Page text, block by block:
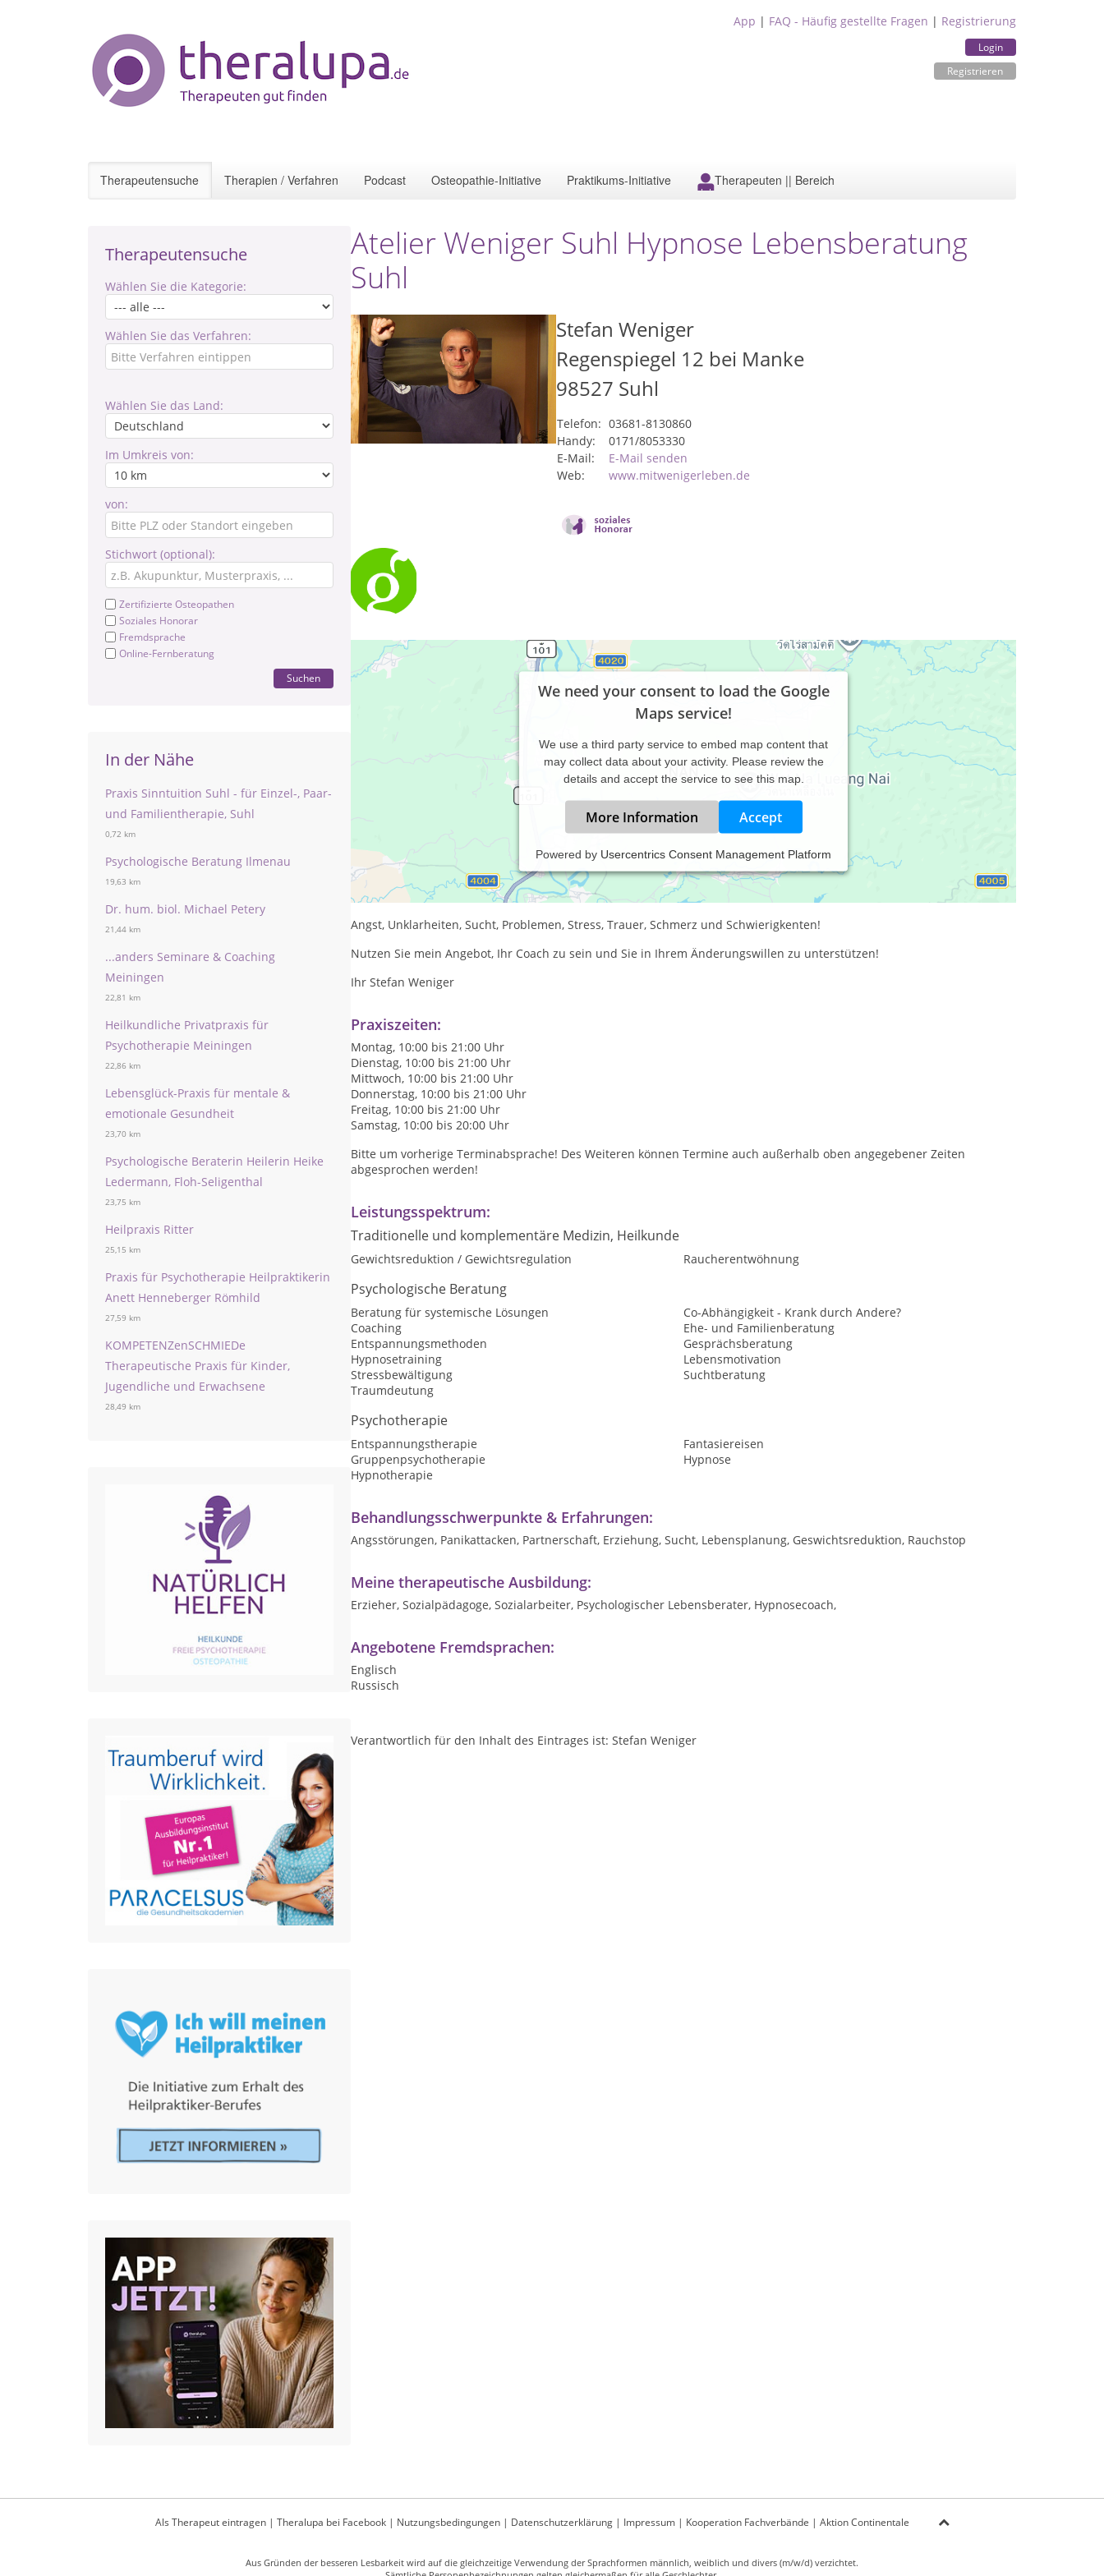
App | FAQ - Häufig gestellte Fragen | Registrierung
Login
Registrieren
Therapeutensuche Therapien / Verfahren Podcast Osteopathie-Initiative Praktikums-Initiative Therapeuten || Bereich
Therapeutensuche
Wählen Sie die Kategorie:
Wählen Sie das Verfahren:
Wählen Sie das Land:
Im Umkreis von:
von:
Stichwort (optional):
Zertifizierte Osteopathen
Soziales Honorar
Fremdsprache
Online-Fernberatung
Suchen
In der Nähe
Praxis Sinntuition Suhl - für Einzel-, Paar-
und Familientherapie, Suhl
0,72 km
Psychologische Beratung Ilmenau
19,63 km
Dr. hum. biol. Michael Petery
21,44 km
...anders Seminare & Coaching
Meiningen
22,81 km
Heilkundliche Privatpraxis für
Psychotherapie Meiningen
22,86 km
Lebensglück-Praxis für mentale &
emotionale Gesundheit
23,70 km
Psychologische Beraterin Heilerin Heike
Ledermann, Floh-Seligenthal
23,75 km
Heilpraxis Ritter
25,15 km
Praxis für Psychotherapie Heilpraktikerin
Anett Henneberger Römhild
27,59 km
KOMPETENZenSCHMIEDe
Therapeutische Praxis für Kinder,
Jugendliche und Erwachsene
28,49 km
Atelier Weniger Suhl Hypnose Lebensberatung
Suhl
Stefan Weniger
Regenspiegel 12 bei Manke
98527 Suhl
Telefon: 03681-8130860
Handy:
0171/8053330
E-Mail:
E-Mail senden
Web:
www.mitwenigerleben.de
We need your consent to load the Google
Maps service!
We use a third party service to embed map content that
may collect data about your activity. Please review the
details and accept the service to see this map.
More Information Accept
Powered by Usercentrics Consent Management Platform
Sie haben sich entschieden für ein Leben mit
WENIGER:
Angst, Unklarheiten, Sucht, Problemen, Stress, Trauer, Schmerz und Schwierigkenten!
Nutzen Sie mein Angebot, Ihr Coach zu sein und Sie in Ihrem Änderungswillen zu unterstützen!
Ihr Stefan Weniger
Praxiszeiten:
Montag, 10:00 bis 21:00 Uhr
Dienstag, 10:00 bis 21:00 Uhr
Mittwoch, 10:00 bis 21:00 Uhr
Donnerstag, 10:00 bis 21:00 Uhr
Freitag, 10:00 bis 21:00 Uhr
Samstag, 10:00 bis 20:00 Uhr
Bitte um vorherige Terminabsprache! Des Weiteren können Termine auch außerhalb oben angegebener Zeiten
abgesprochen werden!
Leistungsspektrum:
Traditionelle und komplementäre Medizin, Heilkunde
Gewichtsreduktion / Gewichtsregulation Raucherentwöhnung
Psychologische Beratung
Beratung für systemische Lösungen
Co-Abhängigkeit - Krank durch Andere?
Coaching
Ehe- und Familienberatung
Entspannungsmethoden
Gesprächsberatung
Hypnosetraining
Lebensmotivation
Stressbewältigung
Suchtberatung
Traumdeutung
Psychotherapie
Entspannungstherapie
Fantasiereisen
Gruppenpsychotherapie
Hypnose
Hypnotherapie
Behandlungsschwerpunkte & Erfahrungen:
Angsstörungen, Panikattacken, Partnerschaft, Erziehung, Sucht, Lebensplanung, Geswichtsreduktion, Rauchstop
Meine therapeutische Ausbildung:
Erzieher, Sozialpädagoge, Sozialarbeiter, Psychologischer Lebensberater, Hypnosecoach,
Angebotene Fremdsprachen:
Englisch
Russisch
Verantwortlich für den Inhalt des Eintrages ist: Stefan Weniger
Als Therapeut eintragen| Theralupa bei Facebook| Nutzungsbedingungen| Datenschutzerklärung| Impressum| Kooperation Fachverbände | Aktion Continentale
Aus Gründen der besseren Lesbarkeit wird auf die gleichzeitige Verwendung der Sprachformen männlich, weiblich und divers (m/w/d) verzichtet.